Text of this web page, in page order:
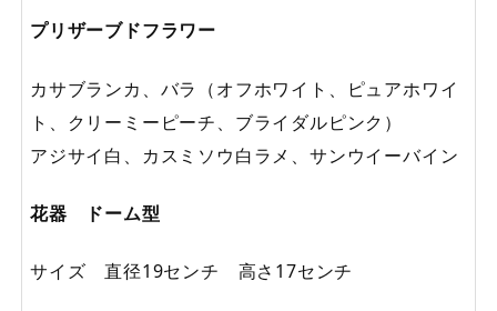
プリザーブドフラワー
カサブランカ、バラ（オフホワイト、ピュアホワイ
ト、クリーミーピーチ、ブライダルピンク）
アジサイ白、カスミソウ白ラメ、サンウイーバイン
花器 ドーム型
サイズ 直径19センチ 高さ17センチ